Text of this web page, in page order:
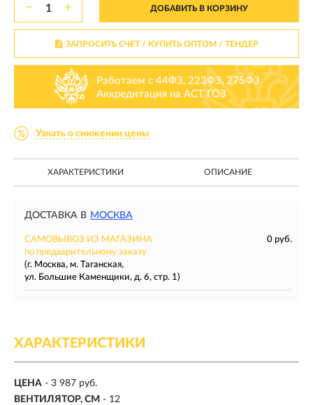
− + ДОБАВИТЬ В КОРЗИНУ
ЗАПРОСИТЬ СЧЕТ / КУПИТЬ ОПТОМ/ ТЕНДЕР
Работаем с 44ФЗ, 223ФЗ, 275ФЗ
Аккредитация на АСТ ГОЗ
Узнать о снижении цены
ХАРАКТЕРИСТИКИ ОПИСАНИЕ
ДОСТАВКА В МОСКВА
САМОВЫВОЗ ИЗ МАГАЗИНА
0 руб.
по предварительному заказу
(г. Москва, м. Таганская,
ул. Большие Каменщики, д. 6, стр. 1)
ХАРАКТЕРИСТИКИ
ЦЕНА - 3 987 руб.
ВЕНТИЛЯТОР, СМ - 12